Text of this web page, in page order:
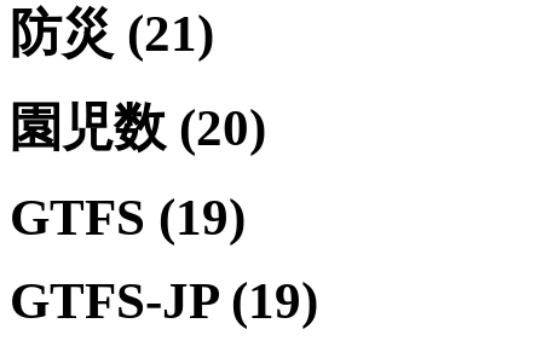
防災 (21)
園児数 (20)
GTFS (19)
GTFS-JP (19)